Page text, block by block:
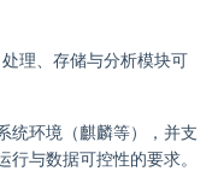
理、存储与分析模块可
统环境（麒麟等），并支
与数据可控性的要求。